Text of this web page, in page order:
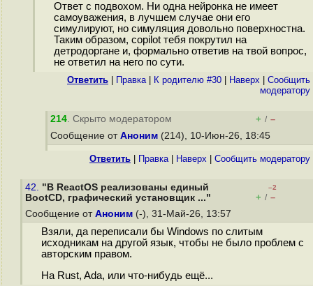
Ответ с подвохом. Ни одна нейронка не имеет
самоуважения, в лучшем случае они его
симулируют, но симуляция довольно поверхностна.
Таким образом, copilot тебя покрутил на
детродоргане и, формально ответив на твой вопрос,
не ответил на него по сути.
Ответить Правка| К родителю #30 Наверх
Cообщить
модератору
214. Скрыто модератором + / –
Сообщение от Аноним (214), 10-Июн-26, 18:45
Ответить Правка| Наверх Cообщить модератору
42. "В ReactOS реализованы единый
BootCD, графический установщик ..."
–2
+ / –
Сообщение от Аноним (-), 31-Май-26, 13:57
Взяли, да переписали бы Windows по слитым
исходникам на другой язык, чтобы не было проблем с
авторским правом.
На Rust, Ada, или что-нибудь ещё...